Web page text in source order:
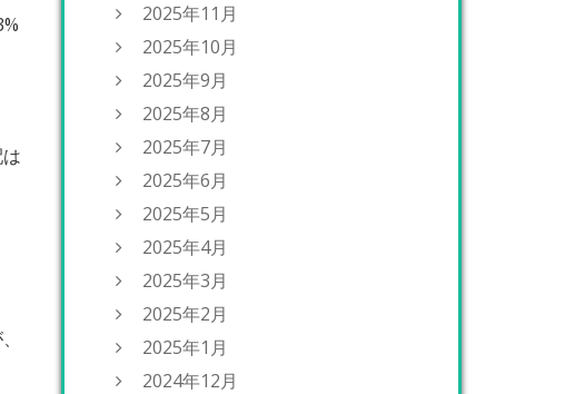
2025年11月
2025年10月
2025年9月
2025年8月
2025年7月
2025年6月
2025年5月
2025年4月
2025年3月
2025年2月
2025年1月
2024年12月